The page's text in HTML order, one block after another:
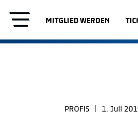
MITGLIED WERDEN
PROFIS 1. Juli